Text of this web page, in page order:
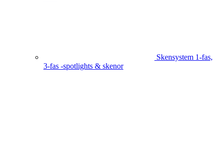
Skensystem 1-fas,
3-fas -spotlights & skenor